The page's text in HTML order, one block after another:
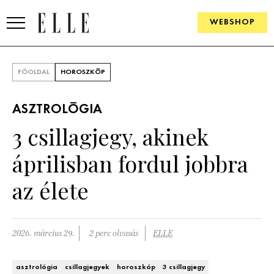
WEBSHOP
SZÉPSÉG
KULTÚRA
ÉLETMÓD
PÁRKAPCSOLAT
FŐOLDAL HOROSZKÓP
ASZTROLÓGIA
3 csillagjegy, akinek
áprilisban fordul jobbra
az élete
2026. március 29. 2 perc olvasás ELLE
asztrológia csillagjegyek horoszkóp 3 csillagjegy